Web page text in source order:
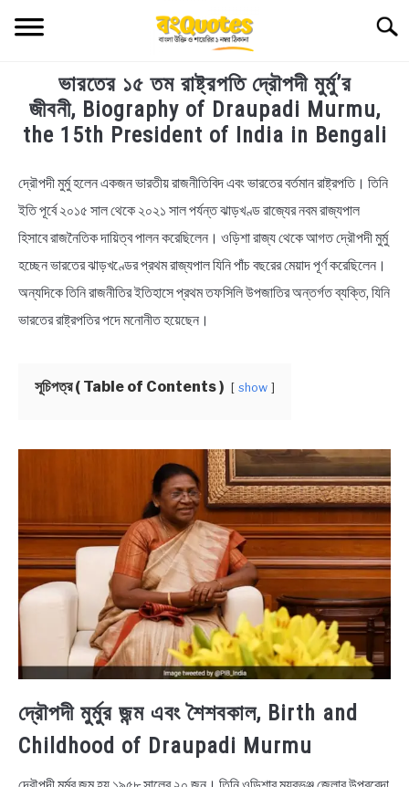
TECHNOLOGY
HEALTH & LIFESTYLE
BIOGRAPHY
EDUCATIONAL
BENGALI WISHES
NEWS
BENGALI LYRICS
BENGALI STORIES
ভারতের ১৫ তম রাষ্ট্রপতি দ্রৌপদী মুর্মু’র
জীবনী, Biography of Draupadi Murmu,
the 15th President of India in Bengali
in
Biography
দ্রৌপদী মুর্মু হলেন একজন ভারতীয় রাজনীতিবিদ এবং ভারতের বর্তমান রাষ্ট্রপতি। তিনি
ইতি পূর্বে ২০১৫ সাল থেকে ২০২১ সাল পর্যন্ত ঝাড়খণ্ড রাজ্যের নবম রাজ্যপাল
হিসাবে রাজনৈতিক দায়িত্ব পালন করেছিলেন। ওড়িশা রাজ্য থেকে আগত দ্রৌপদী মুর্মু
হচ্ছেন ভারতের ঝাড়খণ্ডের প্রথম রাজ্যপাল যিনি পাঁচ বছরের মেয়াদ পূর্ণ করেছিলেন।
অন্যদিকে তিনি রাজনীতির ইতিহাসে প্রথম তফসিলি উপজাতির অন্তর্গত ব্যক্তি, যিনি
ভারতের রাষ্ট্রপতির পদে মনোনীত হয়েছেন।
সূচিপত্র ( Table of Contents ) show
দ্রৌপদী মুর্মুর জন্ম এবং শৈশবকাল, Birth and
Childhood of Draupadi Murmu